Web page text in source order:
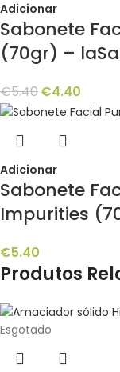
Adicionar
Sabonete
(70gr) –
€5.40€4.40
Adicionar
Sabonete
Impurities
€5.40
Produtos
Esgotado